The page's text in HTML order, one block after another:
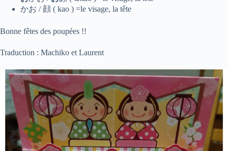
かお / 顔 ( kao ) =le visage, la tête
Bonne fêtes des poupées !!
Traduction : Machiko et Laurent